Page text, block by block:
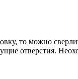
то можно
отверстия.